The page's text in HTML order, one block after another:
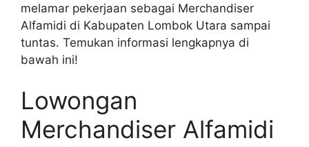
melamar pekerjaan sebagai Merchandiser
Alfamidi di Kabupaten Lombok Utara sampai
tuntas. Temukan informasi lengkapnya di
bawah ini!
Lowongan
Merchandiser Alfamidi